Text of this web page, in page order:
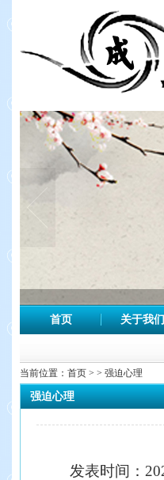
首页 关于我们
当前位置： 首页 > > 强迫心理
强迫心理
发表时间：